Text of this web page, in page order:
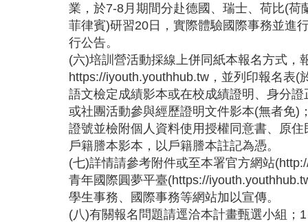
業，於7-8月期間分赴德國、瑞士、荷比(荷
菲律賓)研習20日，實際體驗國際事務並進
行公告。
(六)培訓營活動採線上併同紙本報名方式，
https://iyouth.youthhub.tw，並列印報名表(
語文檢定成績影本或在校成績證明、身分
或社團活動參與經歷證明文件影本(無者免)
證號並檢附個人資料使用授權同意書、原
戶籍謄本影本，以戶籍謄本註記為憑。
(七)詳情請參考附件或至本署官方網站
青年國際圓夢平臺(https://
學生事務、國際事務等網站加以宣傳。
(八)有關報名問題請逕洽本計畫甄選小組；